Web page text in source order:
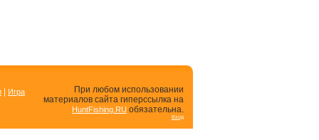
Игра
При любом использовании
материалов сайта гиперссылка на
HuntFishing.RU обязательна.
Вход